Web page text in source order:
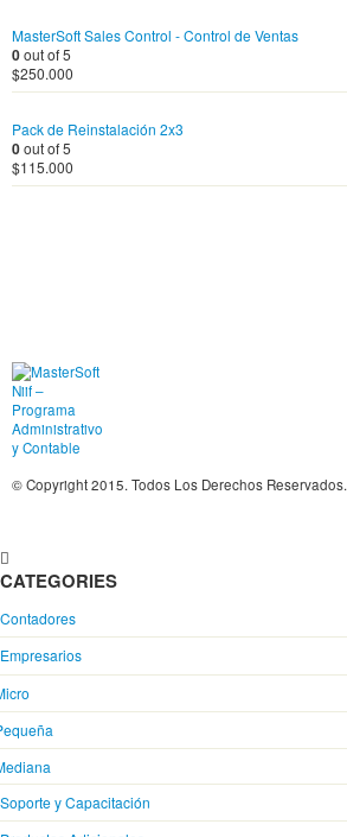
MasterSoft Sales Control - Control de Ventas
0out of 5
$250.000
Pack de Reinstalación 2x3
0out of 5
$115.000
© Copyright 2015. Todos Los Derechos Reservados.
CATEGORIES
Contadores
Empresarios
Soporte y Capacitación